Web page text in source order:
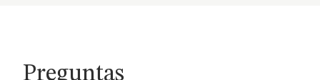
Preguntas